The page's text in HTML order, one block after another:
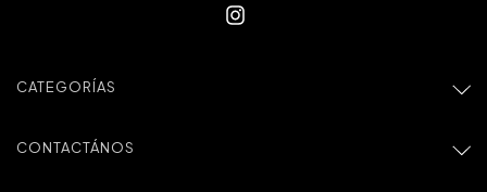
CATEGORÍAS
CONTACTÁNOS